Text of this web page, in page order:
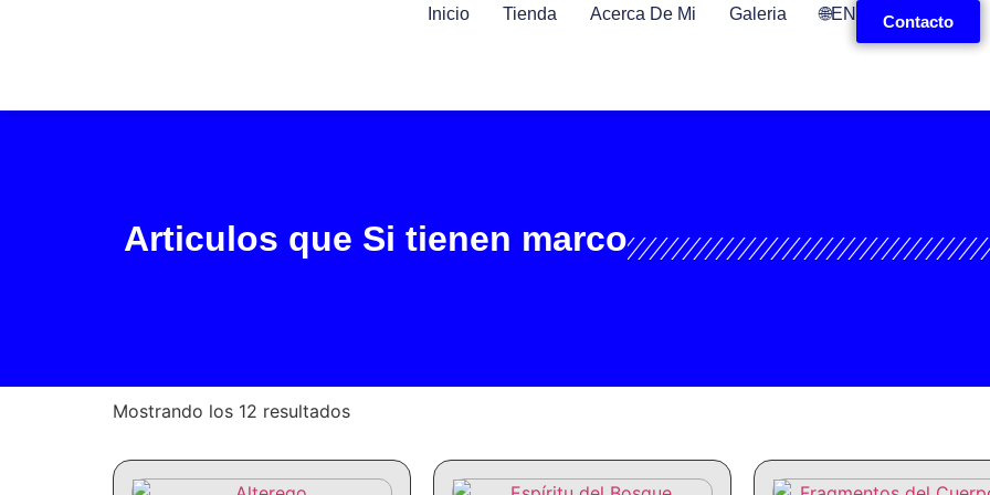
Inicio Tienda Acerca De Mi Galeria 🌐EN Contacto
Articulos que Si tienen marco
Mostrando los 12 resultados